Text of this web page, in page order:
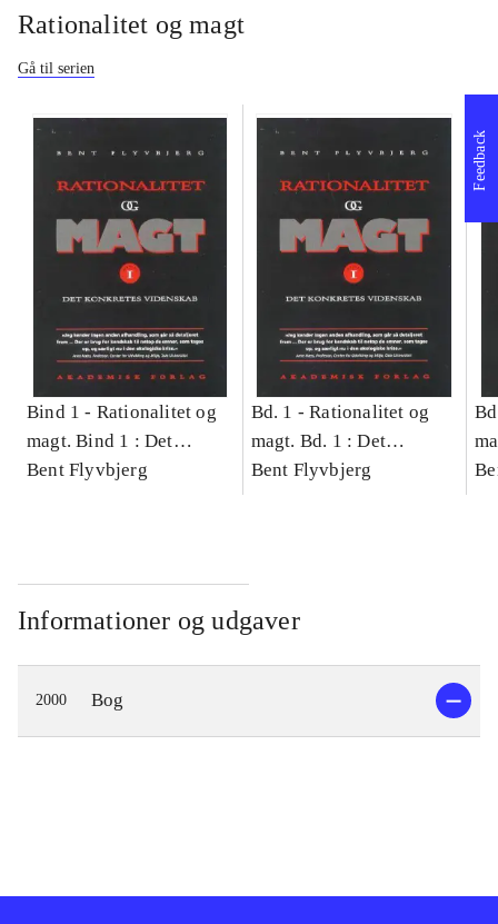
Rationalitet og magt
Gå til serien
Bind 1 - Rationalitet og
magt. Bind 1 : Det
konkretes videnskab
Bent Flyvbjerg
Bd. 1 -Rationalitet og
magt. Bd. 1 : Det
konkretes videnskab
Bent Flyvbjerg
Informationer og udgaver
2000 Bog
Feedback